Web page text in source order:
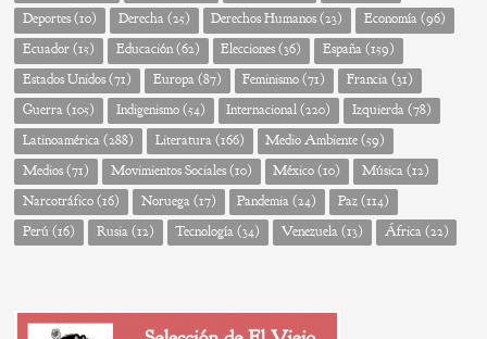
Deportes(10) Derecha(25) Derechos Humanos(23) Economía(96)
Ecuador(15) Educación(62) Elecciones(36) España(159)
Estados Unidos(71) Europa(87) Feminismo(71) Francia(31)
Guerra(105) Indigenismo(54) Internacional(220) Izquierda(78)
Latinoamérica(288) Literatura(166) Medio Ambiente(59)
Medios(71) Movimientos Sociales(10) México(10) Música(12)
Narcotráfico(16) Noruega(17) Pandemia(24) Paz(114)
Perú (16) Rusia(12) Tecnología(34) Venezuela(13) África(22)